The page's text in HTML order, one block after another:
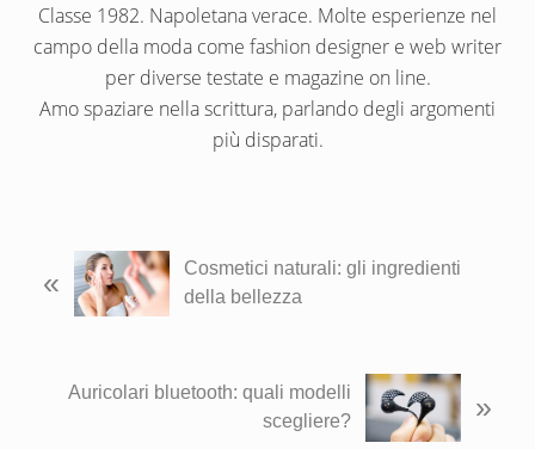
Classe 1982. Napoletana verace. Molte esperienze nel
campo della moda come fashion designer e web writer
per diverse testate e magazine on line.
Amo spaziare nella scrittura, parlando degli argomenti
più disparati.
o
«
Cosmetici naturali: gli ingredienti
della bellezza
Auricolari bluetooth: quali modelli
scegliere?
»